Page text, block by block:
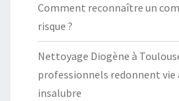
Comment reconnaître un
risque ?
Nettoyage Diogène à
professionnels redonnent vie
insalubre